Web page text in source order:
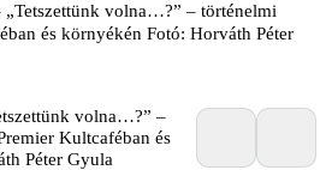
„Tetszettünk volna…?” – történelmi
és környékén Fotó: Horváth Péter
volna…?” –
Kultcaféban és
Péter Gyula